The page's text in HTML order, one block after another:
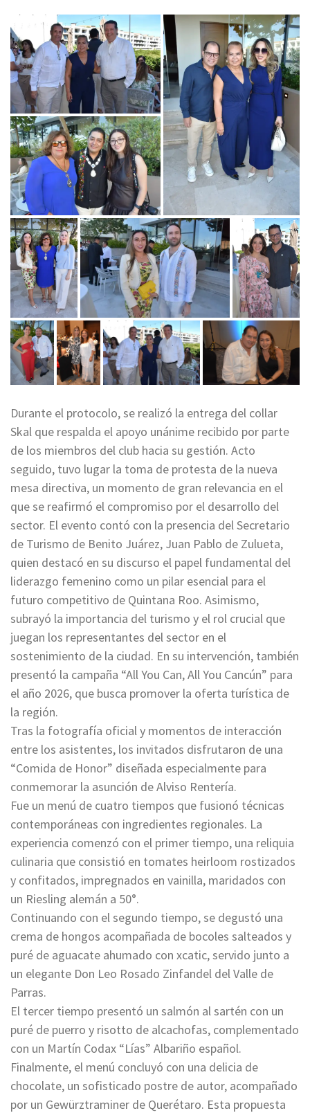
Durante el protocolo, se realizó la entrega del collar
Skal que respalda el apoyo unánime recibido por parte
de los miembros del club hacia su gestión. Acto
seguido, tuvo lugar la toma de protesta de la nueva
mesa directiva, un momento de gran relevancia en el
que se reafirmó el compromiso por el desarrollo del
sector. El evento contó con la presencia del Secretario
de Turismo de Benito Juárez, Juan Pablo de Zulueta,
quien destacó en su discurso el papel fundamental del
liderazgo femenino como un pilar esencial para el
futuro competitivo de Quintana Roo. Asimismo,
subrayó la importancia del turismo y el rol crucial que
juegan los representantes del sector en el
sostenimiento de la ciudad. En su intervención, también
presentó la campaña “All You Can, All You Cancún” para
el año 2026, que busca promover la oferta turística de
la región.
Tras la fotografía oficial y momentos de interacción
entre los asistentes, los invitados disfrutaron de una
“Comida de Honor” diseñada especialmente para
conmemorar la asunción de Alviso Rentería.
Fue un menú de cuatro tiempos que fusionó técnicas
contemporáneas con ingredientes regionales. La
experiencia comenzó con el primer tiempo, una reliquia
culinaria que consistió en tomates heirloom rostizados
y confitados, impregnados en vainilla, maridados con
un Riesling alemán a 50°.
Continuando con el segundo tiempo, se degustó una
crema de hongos acompañada de bocoles salteados y
puré de aguacate ahumado con xcatic, servido junto a
un elegante Don Leo Rosado Zinfandel del Valle de
Parras.
El tercer tiempo presentó un salmón al sartén con un
puré de puerro y risotto de alcachofas, complementado
con un Martín Codax “Lías” Albariño español.
Finalmente, el menú concluyó con una delicia de
chocolate, un sofisticado postre de autor, acompañado
por un Gewürztraminer de Querétaro. Esta propuesta